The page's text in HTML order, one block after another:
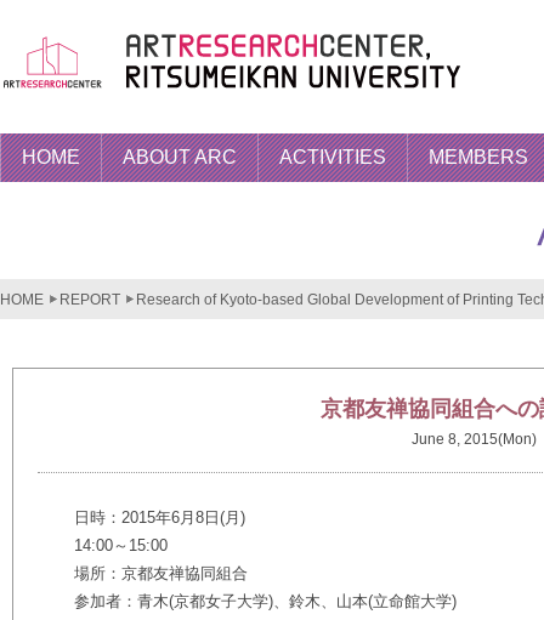
HOME ABOUT ARC ACTIVITIES MEMBERS
HOME REPORT Research of Kyoto-based Global Development of Printing
京都友禅協同組合へ
June 8, 2015(Mon)
日時：2015年6月8日(月)
14:00～15:00
場所：京都友禅協同組合
参加者：青木(京都女子大学)、鈴木、山本(立命館大学)